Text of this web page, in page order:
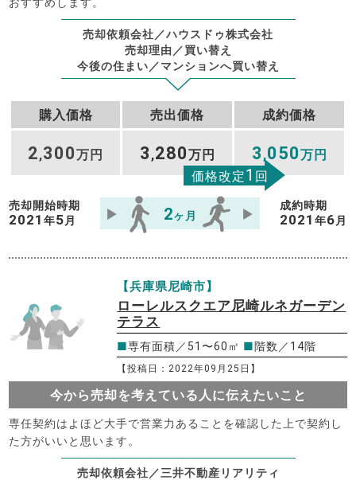
売却依頼会社／ハウスドゥ株式会社
売却理由／買い替え
今後の住まい／マンションへ買い替え
購入価格 売出価格 成約価格
2,300万円 3 ,280万円 3 ,050万円
価格改定1 回
売却開始時期
2021年5 月 2ヶ月
成約時期
2021 年6 月
【兵庫県尼崎市】
ローレルスクエア尼崎ルネガーデン
テラス
■専有面積／51〜60㎡ ■階数／14階
【投稿日：2022年09月25日】
今から売却を考えている人に伝えたいこと
専任契約はよほど大手で営業力あることを確認した上で契約し
た方がいいと思います。
売却依頼会社／三井不動産リアリティ